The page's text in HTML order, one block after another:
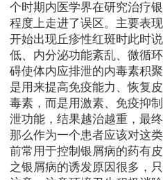
个时期内医学界在研究治疗
程度上走进了误区。主要表
开始出现丘疹性红斑时此时
低、内分泌功能紊乱、微循
碍使体内应排泄的内毒素积
是用来提高免疫能力、恢复
毒素，而是用激素、免疫抑
泄功能，结果越治越重，最
那么作为一个患者应该对这
前常用于控制银屑病的药有
之银屑病的诱发原因很多，